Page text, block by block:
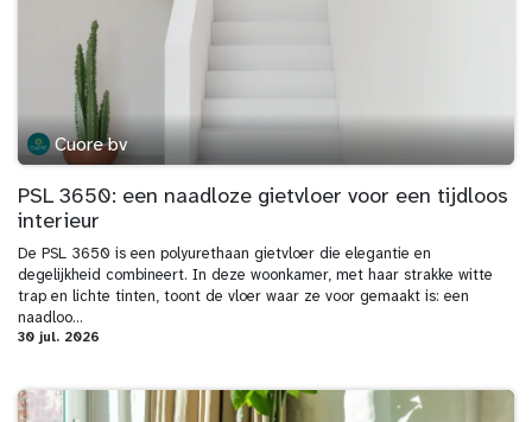
Cuore bv
PSL 3650: een naadloze gietvloer voor een tijdloos
interieur
De PSL 3650 is een polyurethaan gietvloer die elegantie en
degelijkheid combineert. In deze woonkamer, met haar strakke witte
trap en lichte tinten, toont de vloer waar ze voor gemaakt is: een
naadloo...
30 jul. 2026